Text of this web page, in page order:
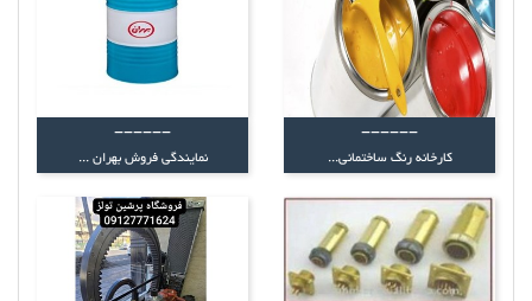
------
کارخانه رنگ ساختمانی...
------
نمایندگی فروش بهران ...